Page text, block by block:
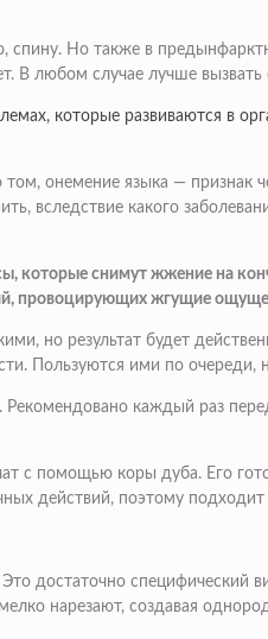
Но также в
В любом случае лучше
которые развиваются в
онемение языка —
вследствие какого
снимут жжение на
провоцирующих жгущие
но результат будет
Пользуются ими по очереди,
каждый раз
с помощью коры дуба. Его
действий, поэтому подходит
достаточно
нарезают, создавая